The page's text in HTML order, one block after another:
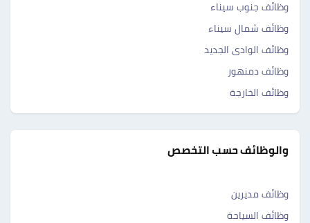
وظائف جنوب سيناء
وظائف شمال سيناء
وظائف الوادى الجديد
وظائف دمنهور
وظائف الخارجة
والوظائف حسب التخصص
وظائف مديرين
وظائف السياحة